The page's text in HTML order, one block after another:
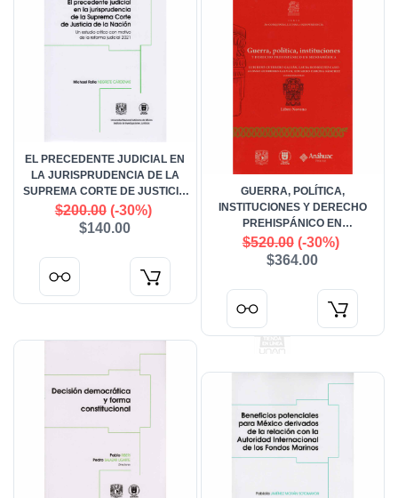
EL PRECEDENTE JUDICIAL EN
LA JURISPRUDENCIA DE LA
SUPREMA CORTE DE JUSTICIA
DE LA NACIÓN. UN ESTUDIO
CRÍTICO CON MOTIVO DE LA
REFORMA JUDICIAL 2021
$200.00(-30%)
$140.00
GUERRA, POLÍTICA,
INSTITUCIONES Y DERECHO
PREHISPÁNICO EN
MESOAMÉRICA
$520.00(-30%)
$364.00